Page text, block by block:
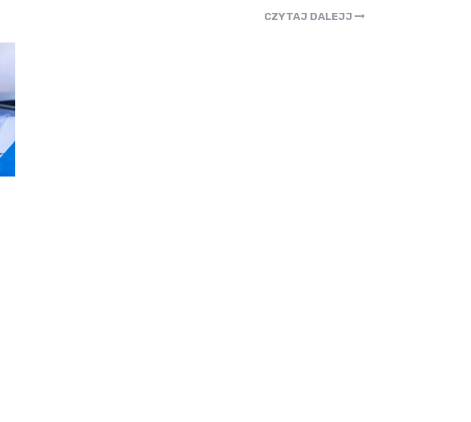
CZYTAJ DALEJJ